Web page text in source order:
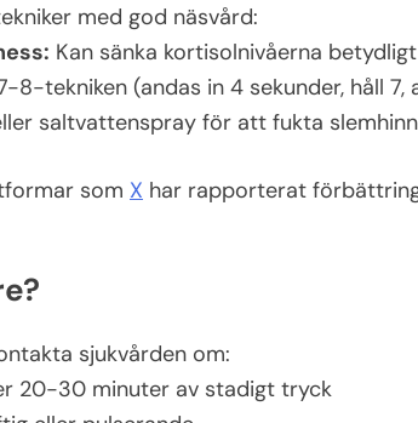
med god näsvård:
Kan sänka kortisolnivåerna betydligt
8-tekniken (andas in 4 sekunder, håll 7,
saltvattenspray för att fukta
som X har rapporterat
sjukvården om:
20-30 minuter av stadigt tryck